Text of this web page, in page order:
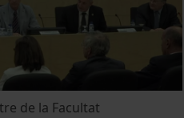
de la Facultat